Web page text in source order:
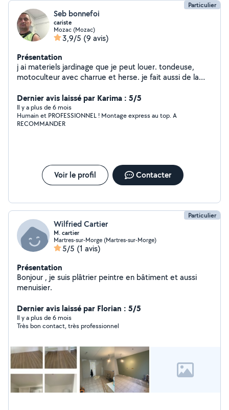
Particulier
Seb bonnefoi
cariste
Mozac (Mozac)
3,9/5 (9 avis)
Présentation
j ai materiels jardinage que je peut louer. tondeuse,
motoculteur avec charrue et herse. je fait aussi de la
Dernier avis laissé par Karima : 5/5
Il y a plus de 6 mois
Humain et PROFESSIONNEL ! Montage express au top. A
RECOMMANDER
Voir le profil Contacter
Particulier
Wilfried Cartier
M. cartier
Martres-sur-Morge (Martres-sur-Morge)
5/5 (1 avis)
Présentation
Bonjour , je suis plâtrier peintre en bâtiment et aussi
menuisier.
Dernier avis laissé par Florian : 5/5
Il y a plus de 6 mois
Très bon contact, très professionnel